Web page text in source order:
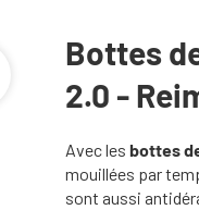
Bottes
2.0 -
Avec les bottes
mouillées par
sont aussi